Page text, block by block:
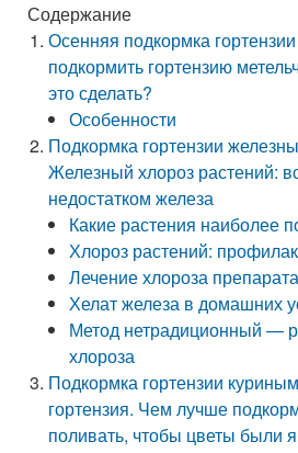
Содержание
Осенняя подкормка
подкормить гортензию
это сделать?
Особенности
Подкормка гортензии
Железный хлороз растений:
недостатком железа
Какие растения наиболее
Хлороз растений:
Лечение хлороза
Хелат железа в домашних
Метод нетрадиционный —
хлороза
Подкормка гортензии
гортензия. Чем лучше
поливать, чтобы цветы были